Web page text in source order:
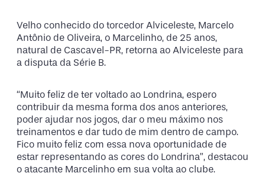
Velho conhecido do torcedor Alviceleste, Marcelo
Antônio de Oliveira, o Marcelinho, de 25 anos,
natural de Cascavel-PR, retorna ao Alviceleste para
a disputa da Série B.
“Muito feliz de ter voltado ao Londrina, espero
contribuir da mesma forma dos anos anteriores,
poder ajudar nos jogos, dar o meu máximo nos
treinamentos e dar tudo de mim dentro de campo.
Fico muito feliz com essa nova oportunidade de
estar representando as cores do Londrina”, destacou
o atacante Marcelinho em sua volta ao clube.